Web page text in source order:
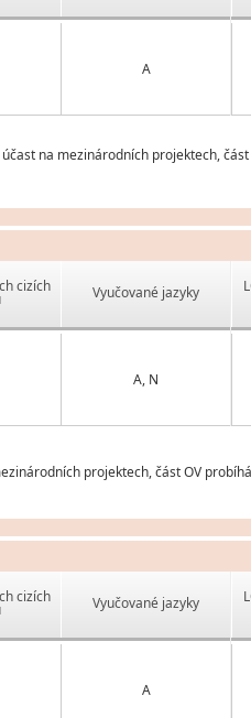
A
na mezinárodních projektech,
cizích Vyučované jazyky
A, N
projektech, část OV
cizích Vyučované jazyky
A